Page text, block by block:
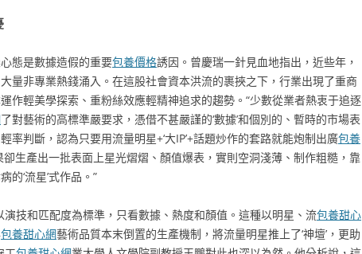
態是數據造假的重要包養價格誘因。曾慶瑞一針見血地指出，近些年，
量非專業熱錢涌入。在這股社會資本洪流的裹挾之下，行業出現了重商
作輕美學探索、重粉絲效應輕精神追求的趨勢。“少數從業者熱衷于追逐
了對藝術的高標準嚴要求，憑借不甚嚴謹的‘數據’和個別的、暫時的市場表
率判斷，認為只要用流量明星+‘大IP’+話題炒作的套路就能炮制出廣包養
卻生產出一批表面上星光熠熠、顏值爆表，實則空洞淺薄、制作粗糙，靠
的‘流星’式作品。”
演技和匹配度為標準，只看數據、熱度和顏值。這種以明星、流包養甜心
包養甜心網藝術品質本末倒置的生產機制，將流量明星推上了‘神壇’，更助